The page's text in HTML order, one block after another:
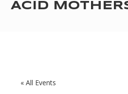
ACID
« All Events